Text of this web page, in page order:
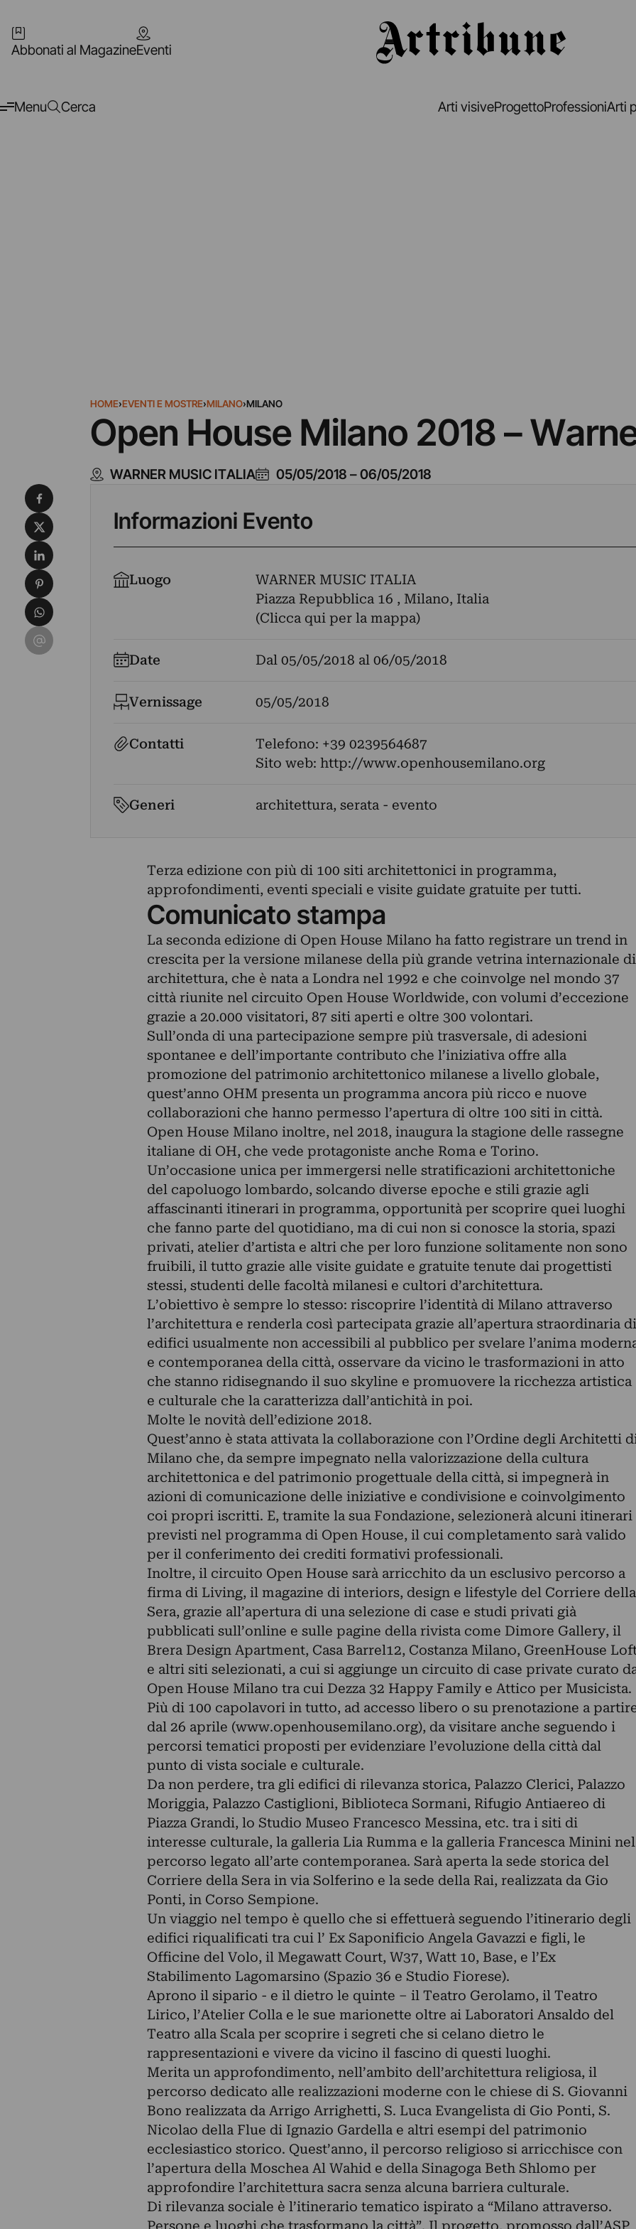
Abbonati al MagazineEventi
Menu Cerca Arti visiveProgettoProfessioniArti
HOME›EVENTI E MOSTRE›MILANO›MILANO
Open House Milano 2018 –
WARNER MUSIC ITALIA 05/05/2018 –06/05/2018
Informazioni Evento
Luogo
WARNER MUSIC ITALIA
Piazza Repubblica 16 , Milano, Italia
(Clicca qui per la mappa)
Date Dal 05/05/2018 al 06/05/2018
Vernissage 05/05/2018
Contatti
Telefono: +39 0239564687
Sito web: http://www.openhousemilano.org
Generi architettura, serata - evento
Terza edizione con più di 100 siti architettonici in programma,
approfondimenti, eventi speciali e visite guidate gratuite per tutti.
Comunicato stampa
La seconda edizione di Open House Milano ha fatto registrare un trend in
crescita per la versione milanese della più grande vetrina internazionale di
architettura, che è nata a Londra nel 1992 e che coinvolge nel mondo 37
città riunite nel circuito Open House Worldwide, con volumi d’eccezione
grazie a 20.000 visitatori, 87 siti aperti e oltre 300 volontari.
Sull’onda di una partecipazione sempre più trasversale, di adesioni
spontanee e dell’importante contributo che l’iniziativa offre alla
promozione del patrimonio architettonico milanese a livello globale,
quest’anno OHM presenta un programma ancora più ricco e nuove
collaborazioni che hanno permesso l’apertura di oltre 100 siti in città.
Open House Milano inoltre, nel 2018, inaugura la stagione delle rassegne
italiane di OH, che vede protagoniste anche Roma e Torino.
Un’occasione unica per immergersi nelle stratificazioni architettoniche
del capoluogo lombardo, solcando diverse epoche e stili grazie agli
affascinanti itinerari in programma, opportunità per scoprire quei luoghi
che fanno parte del quotidiano, ma di cui non si conosce la storia, spazi
privati, atelier d’artista e altri che per loro funzione solitamente non sono
fruibili, il tutto grazie alle visite guidate e gratuite tenute dai progettisti
stessi, studenti delle facoltà milanesi e cultori d’architettura.
L’obiettivo è sempre lo stesso: riscoprire l’identità di Milano attraverso
l’architettura e renderla così partecipata grazie all’apertura straordinaria di
edifici usualmente non accessibili al pubblico per svelare l’anima
e contemporanea della città, osservare da vicino le trasformazioni in atto
che stanno ridisegnando il suo skyline e promuovere la ricchezza artistica
e culturale che la caratterizza dall’antichità in poi.
Molte le novità dell’edizione 2018.
Quest’anno è stata attivata la collaborazione con l’Ordine degli Architetti
Milano che, da sempre impegnato nella valorizzazione della cultura
architettonica e del patrimonio progettuale della città, si impegnerà in
azioni di comunicazione delle iniziative e condivisione e coinvolgimento
coi propri iscritti. E, tramite la sua Fondazione, selezionerà alcuni itinerari
previsti nel programma di Open House, il cui completamento sarà valido
per il conferimento dei crediti formativi professionali.
Inoltre, il circuito Open House sarà arricchito da un esclusivo percorso a
firma di Living, il magazine di interiors, design e lifestyle del Corriere della
Sera, grazie all’apertura di una selezione di case e studi privati già
pubblicati sull’online e sulle pagine della rivista come Dimore Gallery, il
Brera Design Apartment, Casa Barrel12, Costanza Milano, GreenHouse
e altri siti selezionati, a cui si aggiunge un circuito di case private curato
Open House Milano tra cui Dezza 32 Happy Family e Attico per Musicista.
Più di 100 capolavori in tutto, ad accesso libero o su prenotazione a
dal 26 aprile (www.openhousemilano.org), da visitare anche seguendo i
percorsi tematici proposti per evidenziare l’evoluzione della città dal
punto di vista sociale e culturale.
Da non perdere, tra gli edifici di rilevanza storica, Palazzo Clerici, Palazzo
Moriggia, Palazzo Castiglioni, Biblioteca Sormani, Rifugio Antiaereo di
Piazza Grandi, lo Studio Museo Francesco Messina, etc. tra i siti di
interesse culturale, la galleria Lia Rumma e la galleria Francesca Minini nel
percorso legato all’arte contemporanea. Sarà aperta la sede storica del
Corriere della Sera in via Solferino e la sede della Rai, realizzata da Gio
Ponti, in Corso Sempione.
Un viaggio nel tempo è quello che si effettuerà seguendo l’itinerario degli
edifici riqualificati tra cui l’ Ex Saponificio Angela Gavazzi e figli, le
Officine del Volo, il Megawatt Court, W37, Watt 10, Base, e l’Ex
Stabilimento Lagomarsino (Spazio 36 e Studio Fiorese).
Aprono il sipario - e il dietro le quinte – il Teatro Gerolamo, il Teatro
Lirico, l’Atelier Colla e le sue marionette oltre ai Laboratori Ansaldo del
Teatro alla Scala per scoprire i segreti che si celano dietro le
rappresentazioni e vivere da vicino il fascino di questi luoghi.
Merita un approfondimento, nell’ambito dell’architettura religiosa, il
percorso dedicato alle realizzazioni moderne con le chiese di S. Giovanni
Bono realizzata da Arrigo Arrighetti, S. Luca Evangelista di Gio Ponti, S.
Nicolao della Flue di Ignazio Gardella e altri esempi del patrimonio
ecclesiastico storico. Quest’anno, il percorso religioso si arricchisce con
l’apertura della Moschea Al Wahid e della Sinagoga Beth Shlomo per
approfondire l’architettura sacra senza alcuna barriera culturale.
Di rilevanza sociale è l’itinerario tematico ispirato a “Milano attraverso.
Condividi su Facebook
Condividi su X
Condividi su LinkedIn
Condividi su Pinterest
Condividi su WhatsApp
Condividi su Email